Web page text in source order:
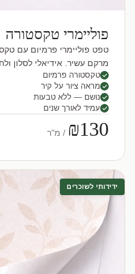
פוליימרי טקסטורה
טפט פוליימרי פרמיום עם
מרקם עשיר. אידיאלי לסלון
טקסטורה פרמיום
מראה ציור על קיר
נושם — ללא טבעות
עמיד לאורך שנים
₪130 / מ"ר
ידידותי לשוכרים